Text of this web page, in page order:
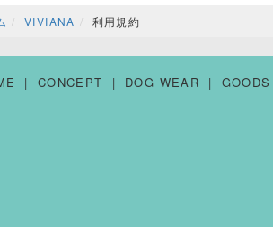
VIVIANA 利用規約
CONCEPT DOG WEAR GOODS